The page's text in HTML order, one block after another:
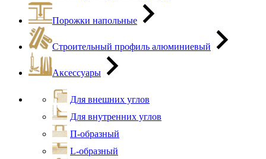
Порожки напольные
Строительный профиль алюминиевый
Аксессуары
Для внешних углов
Для внутренних углов
П-образный
L-образный